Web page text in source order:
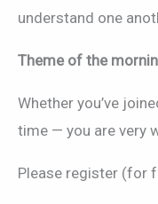
understand one
Theme of the
Whether you’ve
time — you are very
Please register (for